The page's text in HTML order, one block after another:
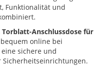
Funktionalität und
Torblatt-Anschlussdose für
bequem online bei
sichere und